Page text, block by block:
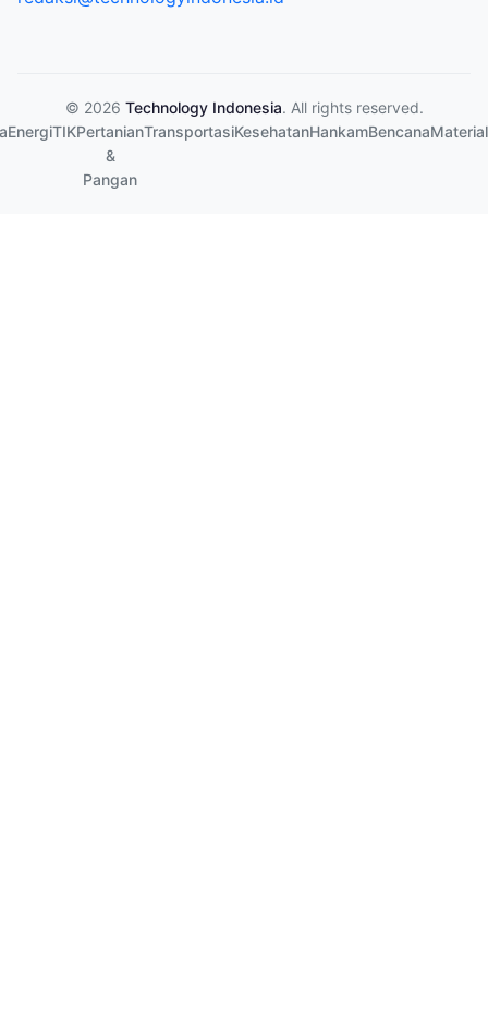
© 2026 Technology Indonesia. All rights reserved.
EnergiTIKPertanian
&
Pangan
TransportasiKesehatanHankamBencanaMaterial